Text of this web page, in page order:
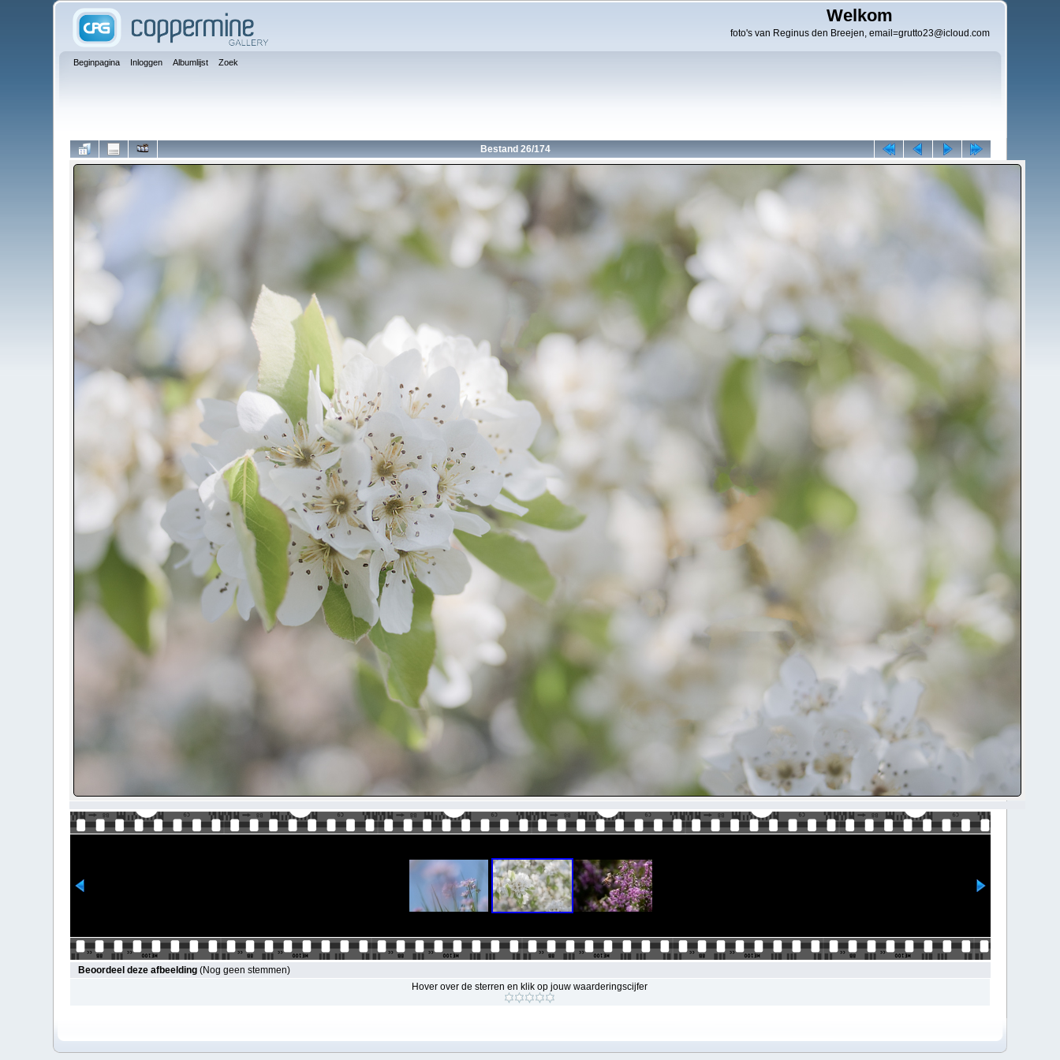
Welkom
foto's van Reginus den Breejen, email=grutto23@icloud.com
Beginpagina Inloggen Albumlijst Zoek
Bestand 26/174
Beoordeel deze afbeelding(Nog geen stemmen)
Hover over de sterren en klik op jouw waarderingscijfer